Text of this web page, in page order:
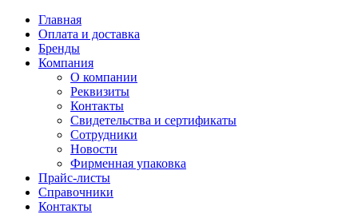
Главная
Оплата и доставка
Бренды
Компания
О компании
Реквизиты
Контакты
Свидетельства и сертификаты
Сотрудники
Новости
Фирменная упаковка
Прайс-листы
Справочники
Контакты